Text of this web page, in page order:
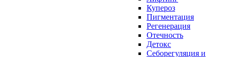
Купероз
Пигментация
Регенерация
Отечность
Детокс
Себорегуляция и